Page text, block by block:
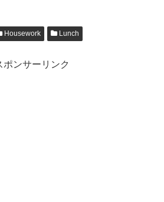
Housework Lunch
ポンサーリンク